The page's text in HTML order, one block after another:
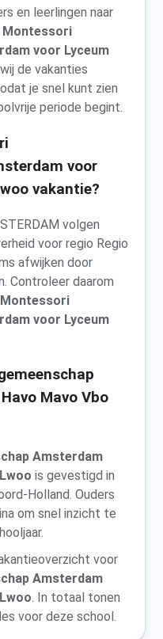
en leerlingen naar
Montessori
voor Lyceum
de vakanties
je snel kunt zien
periode begint.
voor
vakantie?
volgen
voor regio Regio
afwijken door
Controleer daarom
Montessori
voor Lyceum
Mavo Vbo
Amsterdam
is gevestigd in
Holland. Ouders
om snel inzicht te
voor
Amsterdam
. In totaal tonen
voor deze school.